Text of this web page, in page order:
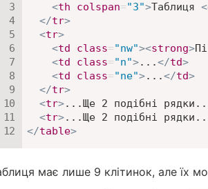
<th colspan="3">Таблиця <
</tr>
<tr>
<td class="nw"><strong>
<td class="n">...</td>
<td class="ne">...</td>
</tr>
<tr>...Ще 2 подібні
<tr>...Ще 2 подібні
</table>
має лише 9 клітинок, але їх